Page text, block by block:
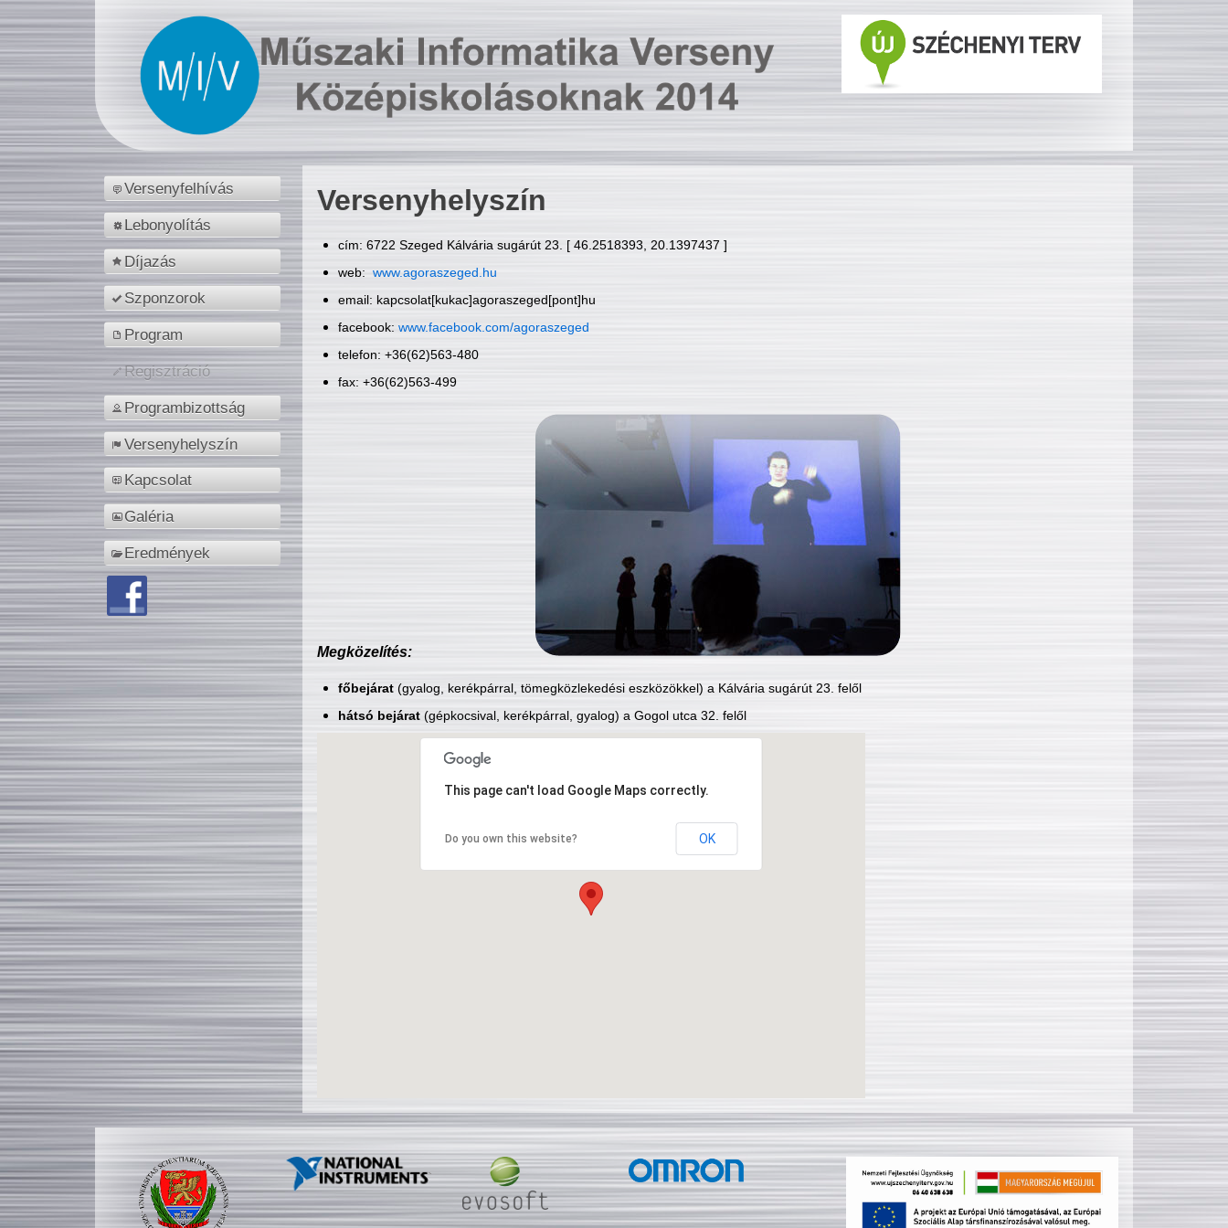
Versenyfelhívás
Lebonyolítás
Díjazás
Szponzorok
Program
Regisztráció
Programbizottság
Versenyhelyszín
Kapcsolat
Galéria
Eredmények
Versenyhelyszín
cím: 6722 Szeged Kálvária sugárút 23. [ 46.2518393, 20.1397437 ]
web: www.agoraszeged.hu
email: kapcsolat[kukac]agoraszeged[pont]hu
facebook: www.facebook.com/agoraszeged
telefon: +36(62)563-480
fax: +36(62)563-499
Megközelítés:
főbejárat(gyalog, kerékpárral, tömegközlekedési eszközökkel) a Kálvária sugárút 23. felől
hátsó bejárat(gépkocsival, kerékpárral, gyalog) a Gogol utca 32. felől
This page can't load Google Maps correctly.
Do you own this website? OK